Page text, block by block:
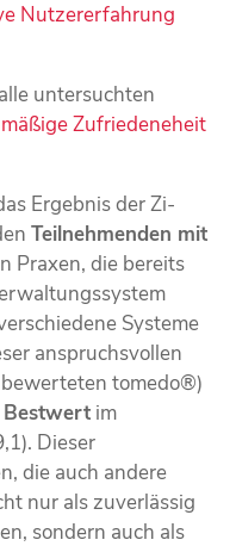
Nutzererfahrung
untersuchten
mäßige Zufriedeneheit
Ergebnis der Zi-
Teilnehmenden mit
Praxen, die bereits
Systeme
anspruchsvollen
tomedo®)
Bestwert im
Dieser
die auch andere
nur als zuverlässig
sondern auch als